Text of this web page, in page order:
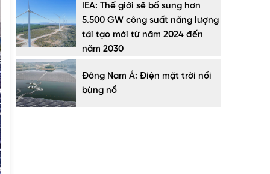
IEA: Thế giới sẽ bổ sung hơn
5.500 GW công suất năng lượng
tái tạo mới từ năm 2024 đến
năm 2030
Đông Nam Á: Điện mặt trời nổi
bùng nổ